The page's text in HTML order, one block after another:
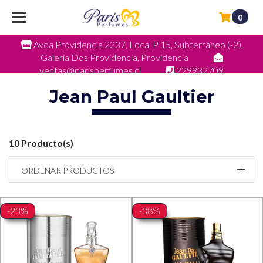
Avda Providencia 2237, Local P 15, Subterráneo (-2),
Galeria Dos Providencia, Providencia
ventas@parisperfumes.cl
229932709
0
Jean Paul Gaultier
10 Producto(s)
ORDENAR PRODUCTOS
-23% -38%